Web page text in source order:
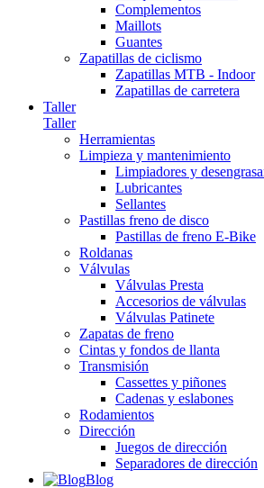
Complementos
Maillots
Guantes
Zapatillas de ciclismo
Zapatillas MTB - Indoor
Zapatillas de carretera
Taller
Taller
Herramientas
Limpieza y mantenimiento
Limpiadores y
Lubricantes
Sellantes
Pastillas freno de disco
Pastillas de freno E-Bike
Roldanas
Válvulas
Válvulas Presta
Accesorios de válvulas
Válvulas Patinete
Zapatas de freno
Cintas y fondos de llanta
Transmisión
Cassettes y piñones
Cadenas y eslabones
Rodamientos
Dirección
Juegos de dirección
Separadores de dirección
Blog